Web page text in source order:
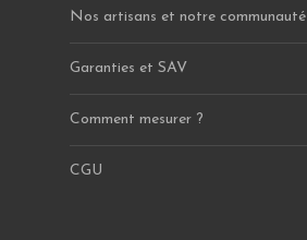
Nos artisans et notre communauté
Garanties et SAV
Comment mesurer ?
CGU